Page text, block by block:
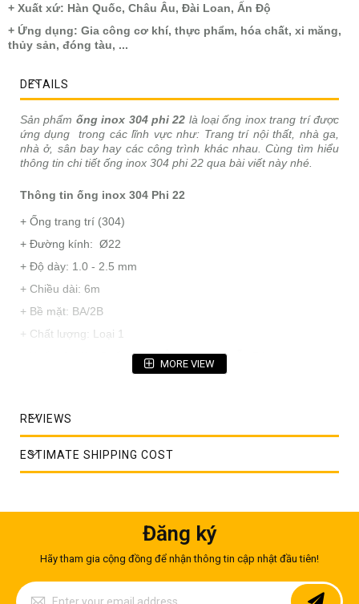
+ Xuất xứ: Hàn Quốc, Châu Âu, Đài Loan, Ấn Độ
+ Ứng dụng: Gia công cơ khí, thực phẩm, hóa chất, xi măng,
thủy sản, đóng tàu, ...
DETAILS
Sản phẩm ống inox 304 phi 22 là loại ống inox trang trí được
ứng dụng trong các lĩnh vực như: Trang trí nội thất, nhà ga,
nhà ở, sân bay hay các công trình khác nhau. Cùng tìm hiểu
thông tin chi tiết ống inox 304 phi 22 qua bài viết này nhé.
Thông tin ống inox 304 Phi 22
+ Ống trang trí (304)
+ Đường kính: Ø22
+ Độ dày: 1.0 - 2.5 mm
+ Chiều dài: 6m
+ Bề mặt: BA/2B
+ Chất lượng: Loại 1
+ Xuất xứ: Hàn Quốc, Châu Âu, Đài Loan, Ấn Độ
+ Ứng dụng: Gia công cơ khí, thực phẩm, hóa chất, xi măng,
MORE VIEW
REVIEWS
ESTIMATE SHIPPING COST
Đăng ký
Hãy tham gia cộng đồng để nhận thông tin cập nhật đầu tiên!
Sign
Up